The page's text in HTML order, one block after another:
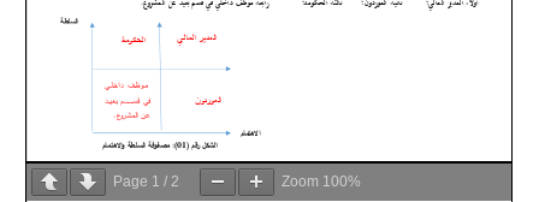
Page 1 / 2 Zoom 100%